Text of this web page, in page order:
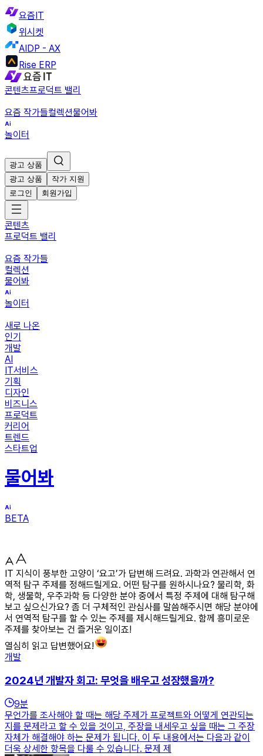
요즘IT
위시켓
AIDP - AX
Rise ERP
콘텐츠프로덕트 밸리
요즘 작가들컬렉션물어봐
놀이터
광고 상품
광고 상품
작가 지원
로그인
회원가입
콘텐츠
프로덕트 밸리
요즘 작가들
컬렉션
물어봐
놀이터
새로 나온
인기
개발
AI
IT서비스
기획
디자인
비즈니스
프로덕트
커리어
트렌드
스타트업
물어봐
BETA
IT 지식이 풍부한 고양이 ‘요고’가 답변해 드려요. 과학과 연관해서 연
역적 탐구 주제를 정해드릴게요. 어떤 탐구를 원하시나요? 물리학, 화
학, 생물학, 우주과학 등 다양한 분야 중에서 특정 주제에 대해 탐구해
보고 싶으신가요? 좀 더 구체적인 관심사를 말씀해주시면 해당 분야에
서 연역적 탐구를 할 수 있는 주제를 제시해드릴게요. 함께 흥미로운
주제를 찾아보는 건 즐거운 일이죠!
열심히 읽고 답변했어요!
개발
2024년 개발자 회고: 무엇을 배우고 성장했을까?
9분
무언가를 조사해야 할 때는 해당 주제가 프로젝트와 어떻게 연관되는
지를 문제라고 할 수 있을 것이고, 주장을 내세우고 싶을 때는 그 주장
자체가 해결해야 하는 문제가 됩니다. 이 두 내용에서는 다음과 같이
더욱 상세한 항목을 다룰 수 있습니다. 문제 제